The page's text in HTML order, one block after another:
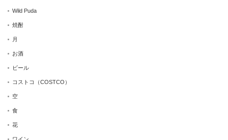
Wild Puda
焼酎
月
お酒
ビール
コストコ（COSTCO）
空
食
花